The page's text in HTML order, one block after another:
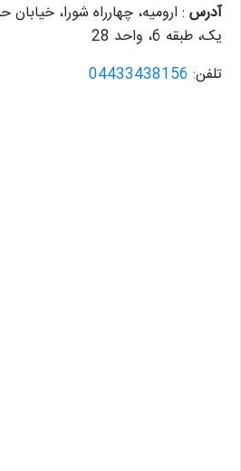
آدرس : ارومیه، چهارراه شورا،
یک، طبقه 6، واحد 28
تلفن: 04433438156